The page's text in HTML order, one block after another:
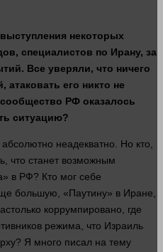
некоторых
специалистов по Ирану, за
Все уверяли, что ничего
атаковать его никто не
РФ оказалось
ситуацию?
неадекватно. Но кто,
что станет возможным
в РФ? Кто мог себе
большую, «Паутину» в Иране,
коррумпировано, где
режима, что Израиль
Я много писал на тему